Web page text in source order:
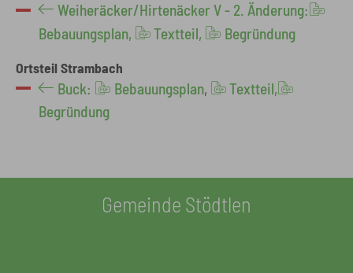
Weiheräcker/Hirtenäcker V - 2. Änderung:
Bebauungsplan,
Textteil, Begründung
Ortsteil Strambach
Buck: Bebauungsplan,
Textteil,
Begründung
Gemeinde Stödtlen